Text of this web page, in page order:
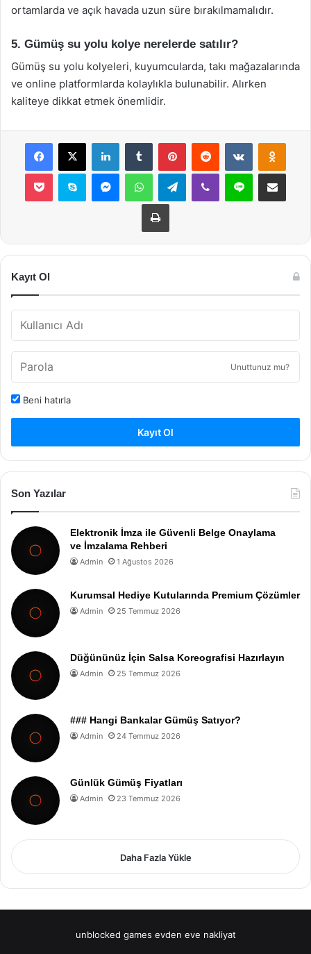
ortamlarda ve açık havada uzun süre bırakılmamalıdır.
5. Gümüş su yolu kolye nerelerde satılır?
Gümüş su yolu kolyeleri, kuyumcularda, takı mağazalarında
ve online platformlarda kolaylıkla bulunabilir. Alırken
kaliteye dikkat etmek önemlidir.
Facebook
X LinkedInTumblr PinterestReddit VKontakte
Pocket Skype MessengerWhatsAppTelegramViber Line E-Posta ile
Yazdır
Kayıt Ol
Unuttunuz mu?
Beni hatırla
Kayıt Ol
Son Yazılar
Elektronik İmza ile Güvenli Belge Onaylama
ve İmzalama Rehberi
Admin 1 Ağustos 2026
Kurumsal Hediye Kutularında Premium Çözümler
Admin 25 Temmuz 2026
Düğününüz İçin Salsa Koreografisi Hazırlayın
Admin 25 Temmuz 2026
### Hangi Bankalar Gümüş Satıyor?
Admin 24 Temmuz 2026
Günlük Gümüş Fiyatları
Admin 23 Temmuz 2026
Daha Fazla Yükle
unblocked games evden eve nakliyat